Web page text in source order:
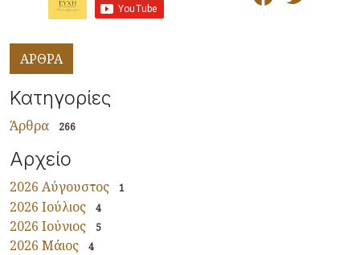
ΑΡΘΡΑ
Κατηγορίες
Άρθρα 266
Αρχείο
2026 Αύγουστος 1
2026 Ιούλιος 4
2026 Ιούνιος 5
2026 Μάιος 4